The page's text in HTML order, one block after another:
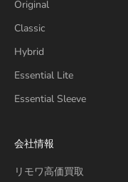
Original
Classic
Hybrid
Essential Lite
Essential Sleeve
会社情報
リモワ高価買取